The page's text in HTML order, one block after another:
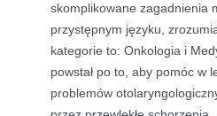
skomplikowane zagadnienia
przystępnym języku,
kategorie to: Onkologia i
powstał po to, aby pomóc w
problemów